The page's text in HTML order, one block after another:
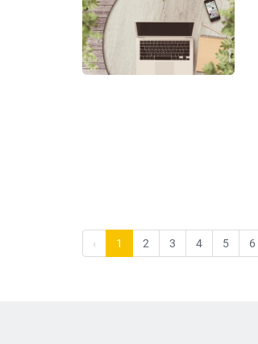
‹ 1 2 3 4 5 6